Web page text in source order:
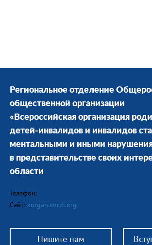
Региональное отделение
общественной организации
«Всероссийская организация
детей-инвалидов и инвалидов
ментальными и иными
в представительстве своих
области
Телефон:
Сайт: kurgan.vordi.org
Пишите нам